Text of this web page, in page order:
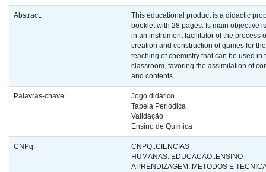
Abstract:
This educational product is a didactic
booklet with 28 pages. Is main objective
in an instrument facilitator of the process
creation and construction of games for the
teaching of chemistry that can be used in
classroom, favoring the assimilation of
and contents.
Palavras-chave:
Jogo didático
Tabela Periódica
Validação
Ensino de Química
CNPq:
CNPQ::CIENCIAS
HUMANAS::EDUCACAO::ENSINO-
APRENDIZAGEM::METODOS E